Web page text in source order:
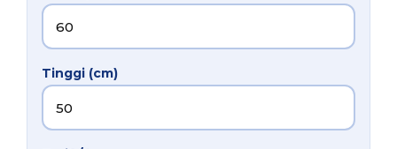
Tinggi (cm)